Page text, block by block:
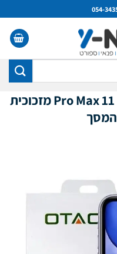
מזכוכית